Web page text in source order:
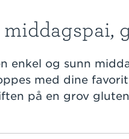
middagspai,
enkel og sunn
med dine
på en grov